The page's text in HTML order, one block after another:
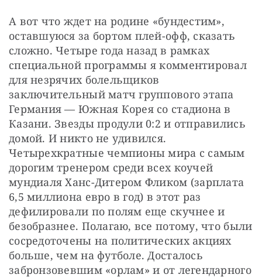
А вот что ждет на родине «бундестим»,
оставшуюся за бортом плей-офф, сказать
сложно. Четыре года назад в рамках
специальной программы я комментировал
для незрячих болельщиков
заключительный матч группового этапа
Германия — Южная Корея со стадиона в
Казани. Звезды продули 0:2 и отправились
домой. И никто не удивился.
Четырехкратные чемпионы мира с самым
дорогим тренером среди всех коучей
мундиаля Ханс-Дитером Фликом (зарплата
6,5 миллиона евро в год) в этот раз
дефилировали по полям еще скучнее и
безобразнее. Полагаю, все потому, что были
сосредоточены на политических акциях
больше, чем на футболе. Досталось
забронзовевшим «орлам» и от легендарного